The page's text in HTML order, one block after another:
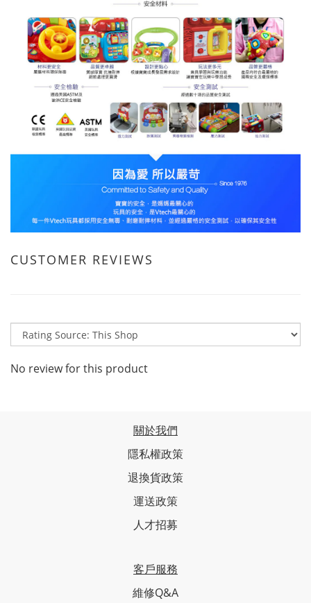
CUSTOMER REVIEWS
No review for this product
關於我們
隱私權政策
退換貨政策
運送政策
人才招募
客戶服務
維修Q&A